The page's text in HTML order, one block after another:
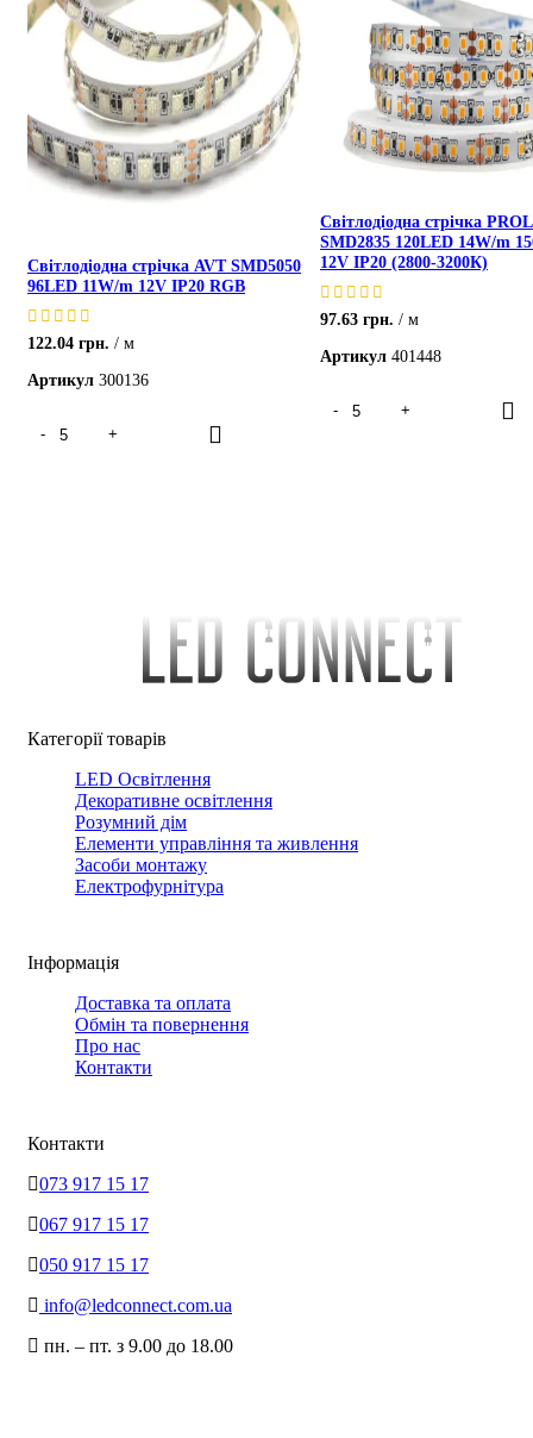
Світлодіодна стрічка AVT SMD5050
96LED 11W/m 12V IP20 RGB
122.04 грн.
м
Артикул 300136
Світлодіодна стрічка
SMD2835 120LED 14W/m
12V IP20 (2800-3200К)
97.63 грн.
м
Артикул 401448
Категорії товарів
LED Освітлення
Декоративне освітлення
Розумний дім
Елементи управління та живлення
Засоби монтажу
Електрофурнітура
Інформація
Доставка та оплата
Обмін та повернення
Про нас
Контакти
Контакти
073 917 15 17
067 917 15 17
050 917 15 17
info@ledconnect.com.ua
пн. – пт. з 9.00 до 18.00